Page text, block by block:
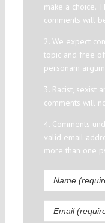
make a choice.
comments will
2. We expect
topic and free of
personam
3. Racist, sexist
comments will
4. Comments
valid email
more than one